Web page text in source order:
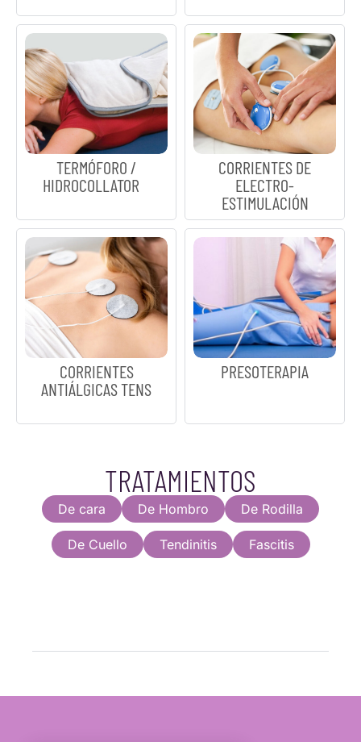
TERMÓFORO /
HIDROCOLLATOR
CORRIENTES DE
ELECTRO-
ESTIMULACIÓN
CORRIENTES
ANTIÁLGICAS TENS
PRESOTERAPIA
TRATAMIENTOS
De cara De Hombro De Rodilla
De Cuello Tendinitis Fascitis